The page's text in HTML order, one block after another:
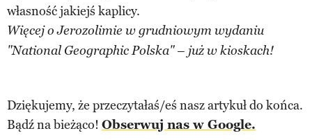
własność jakiejś kaplicy.
Więcej o Jerozolimie w grudniowym wydaniu
"National Geographic Polska" – już w kioskach!
Dziękujemy, że przeczytałaś/eś nasz artykuł do końca.
Bądź na bieżąco! Obserwuj nas w Google.